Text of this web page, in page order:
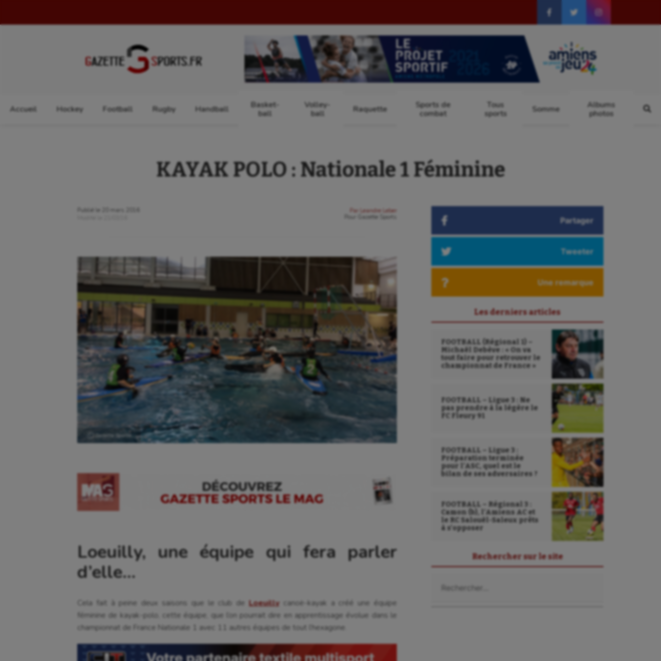
Accueil Hockey Football Rugby Handball
Basket-
ball
Volley-
ball
Raquette
Sports de
combat
Tous
sports
Somme
Albums
photos
KAYAK POLO : Nationale 1 Féminine
Publié le
20 mars 2016
Par
Leandre Leber
Gazette Sports
Ⓒ Gazette Sports
Loeuilly, une équipe qui fera parler
d’elle…
Cela fait à peine deux saisons que le club de Loeuilly canoë-kayak a créé une équipe
féminine de kayak-polo, cette équipe, que l’on pourrait dire en apprentissage évolue dans le
championnat de France Nationale 1 avec 11 autres équipes de tout l’hexagone.
Partager
Tweeter
Une remarque
Les derniers articles
FOOTBALL (Régional 1) –
Michaël Debève : « On va
tout faire pour retrouver le
championnat de France »
FOOTBALL – Ligue 3 : Ne
pas prendre à la légère le
FC Fleury 91
FOOTBALL – Ligue 3 :
Préparation terminée
pour l’ASC, quel est le
bilan de ses adversaires ?
FOOTBALL – Régional 3 :
Camon (b), l’Amiens AC et
le RC Salouël-Saleux prêts
à s’opposer
Rechercher sur le site